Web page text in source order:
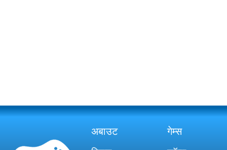
अबाउट
गेम्स